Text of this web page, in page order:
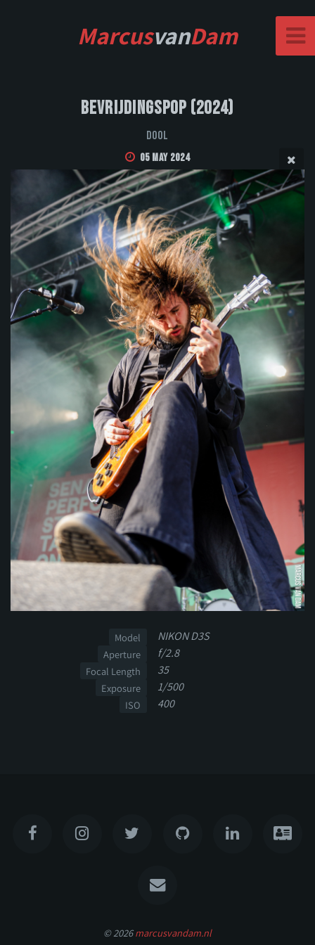
MarcusvanDam
Bevrijdingspop (2024)
DOOL
05 May 2024
Model NIKON D3S
Aperture f/2.8
Focal Length 35
Exposure 1/500
ISO 400
© 2026marcusvandam.nl